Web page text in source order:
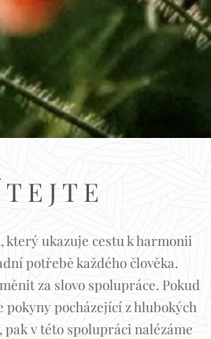
E J T E
který ukazuje cestu k harmonii
potřebě každého člověka.
za slovo spolupráce. Pokud
pokyny pocházející z hlubokých
v této spolupráci nalézáme